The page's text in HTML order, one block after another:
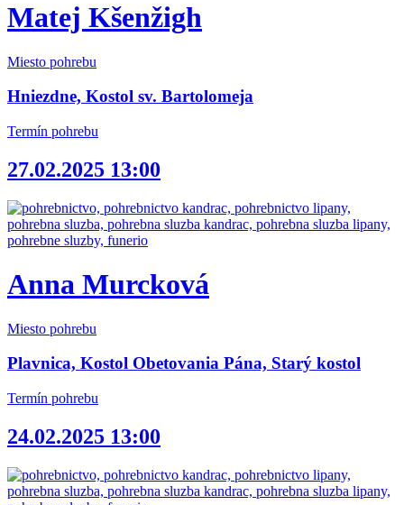
Matej Kšenžigh
Miesto pohrebu
Hniezdne, Kostol sv. Bartolomeja
Termín pohrebu
27.02.2025 13:00
Anna Murcková
Miesto pohrebu
Plavnica, Kostol Obetovania Pána, Starý kostol
Termín pohrebu
24.02.2025 13:00